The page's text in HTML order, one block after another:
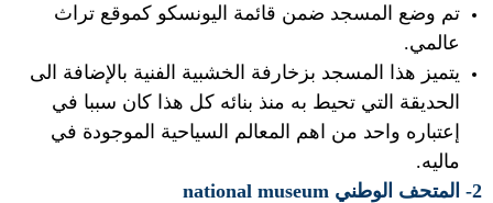
تم وضع المسجد ضمن قائمة اليونسكو كموقع تراث
عالمي.
يتميز هذا المسجد بزخارفة الخشبية الفنية بالإضافة الى
الحديقة التي تحيط به منذ بنائه كل هذا كان سببا في
إعتباره واحد من اهم المعالم السياحية الموجودة في
ماليه.
2- المتحف الوطني national museum